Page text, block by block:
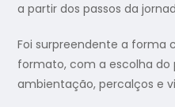
a partir dos passos da
Foi surpreendente a forma
formato, com a escolha do
ambientação, percalços e